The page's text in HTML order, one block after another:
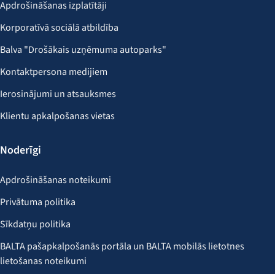
Apdrošināšanas izplatītāji
Korporatīvā sociālā atbildība
Balva "Drošākais uzņēmuma autoparks"
Kontaktpersona medijiem
Ierosinājumi un atsauksmes
Klientu apkalpošanas vietas
Noderīgi
Apdrošināšanas noteikumi
Privātuma politika
Sīkdatņu politika
BALTA pašapkalpošanās portāla un BALTA mobilās lietotnes
lietošanas noteikumi